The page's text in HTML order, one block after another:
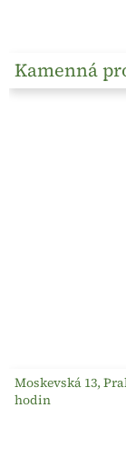
Kamenná
Moskevská 13,
hodin